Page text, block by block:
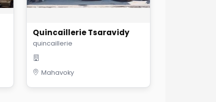
Quincaillerie Tsaravidy
quincaillerie
Mahavoky